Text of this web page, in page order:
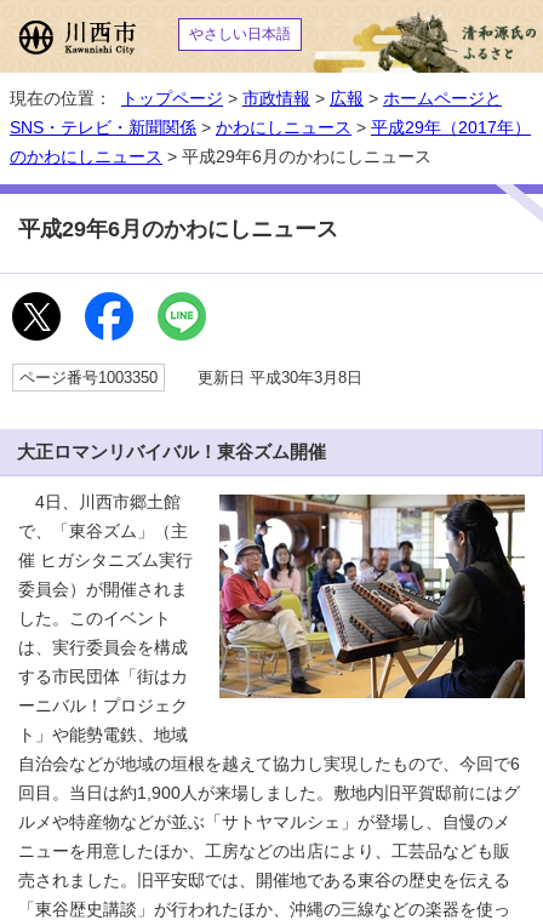
やさしい日本語
現在の位置： トップページ > 市政情報 > 広報 > ホームページと
SNS・テレビ・新聞関係 > かわにしニュース > 平成29年（2017年）
のかわにしニュース > 平成29年6月のかわにしニュース
平成29年6月のかわにしニュース
ページ番号1003350 更新日 平成30年3月8日
大正ロマンリバイバル！東谷ズム開催
4日、川西市郷土館
で、「東谷ズム」（主
催 ヒガシタニズム実行
委員会）が開催されま
した。このイベント
は、実行委員会を構成
する市民団体「街はカ
ーニバル！プロジェク
ト」や能勢電鉄、地域
自治会などが地域の垣根を越えて協力し実現したもので、今回で6
回目。当日は約1,900人が来場しました。敷地内旧平賀邸前にはグ
ルメや特産物などが並ぶ「サトヤマルシェ」が登場し、自慢のメ
ニューを用意したほか、工房などの出店により、工芸品なども販
売されました。旧平安邸では、開催地である東谷の歴史を伝える
「東谷歴史講談」が行われたほか、沖縄の三線などの楽器を使っ